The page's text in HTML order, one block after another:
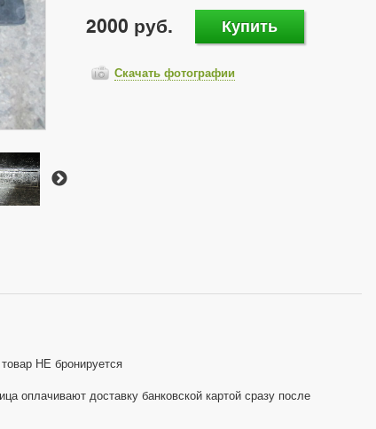
2000 руб. Купить
Скачать фотографии
НЕ бронируется
оплачивают доставку банковской картой сразу после